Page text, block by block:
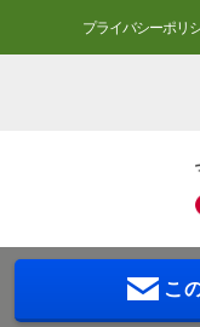
プライバシーポリ
こ